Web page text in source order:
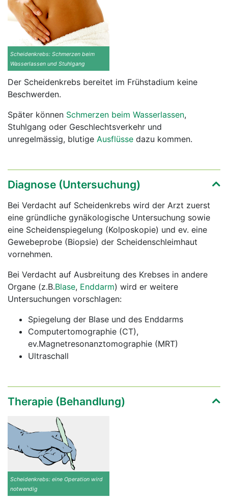
Scheidenkrebs: Schmerzen beim
Wasserlassen und Stuhlgang
Der Scheidenkrebs bereitet im Frühstadium keine
Beschwerden.
Später können Schmerzen beim Wasserlassen,
Stuhlgang oder Geschlechtsverkehr und
unregelmässig, blutige Ausflüsse dazu kommen.
Diagnose (Untersuchung)
Bei Verdacht auf Scheidenkrebs wird der Arzt zuerst
eine gründliche gynäkologische Untersuchung sowie
eine Scheidenspiegelung (Kolposkopie) und ev. eine
Gewebeprobe (Biopsie) der Scheidenschleimhaut
vornehmen.
Bei Verdacht auf Ausbreitung des Krebses in andere
Organe (z.B.Blase, Enddarm) wird er weitere
Untersuchungen vorschlagen:
Spiegelung der Blase und des Enddarms
Computertomographie (CT),
ev.Magnetresonanztomographie (MRT)
Ultraschall
Therapie (Behandlung)
Scheidenkrebs: eine Operation wird
notwendig